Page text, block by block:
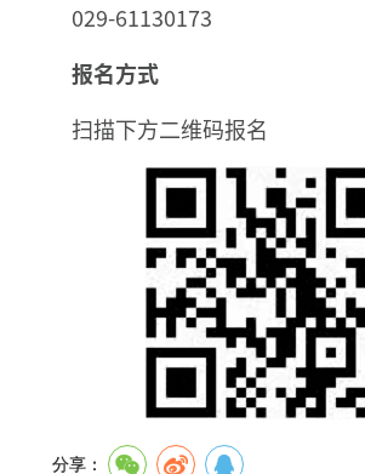
029-61130173
报名方式
扫描下方二维码报名
分享：